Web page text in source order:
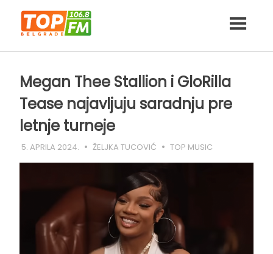
content
Megan Thee Stallion i GloRilla
Tease najavljuju saradnju pre
letnje turneje
5. APRILA 2024. ŽELJKA TUCOVIĆ TOP MUSIC